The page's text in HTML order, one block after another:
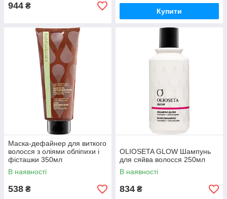
944 ₴
Купити
Маска-дефайнер для виткого
волосся з оліями обліпихи і
фісташки 350мл
В наявності
538 ₴
OLIOSETA GLOW Шампунь
для сяйва волосся 250мл
В наявності
834 ₴